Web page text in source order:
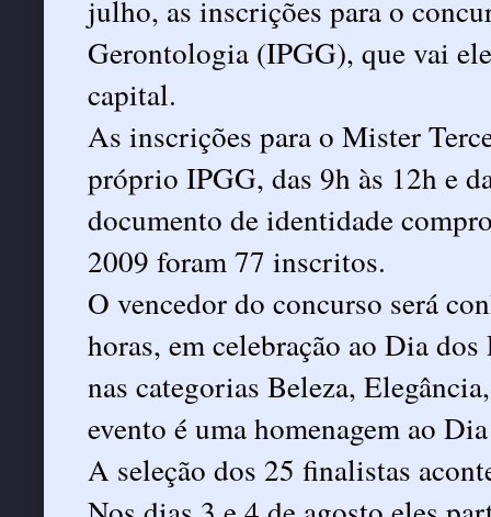
julho, as inscrições para o
Gerontologia (IPGG), que vai
capital.
As inscrições para o Mister
próprio IPGG, das 9h às 12h e
documento de identidade
2009 foram 77 inscritos.
O vencedor do concurso será
horas, em celebração ao Dia
nas categorias Beleza,
evento é uma homenagem ao
A seleção dos 25 finalistas